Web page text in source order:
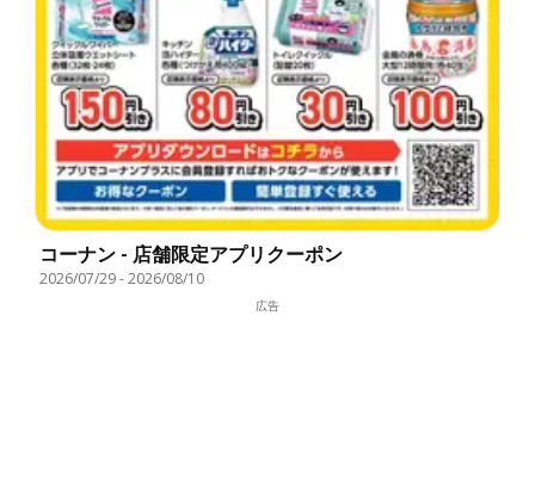
コーナン - 店舗限定アプリクーポン
2026/07/29-2026/08/10
広告